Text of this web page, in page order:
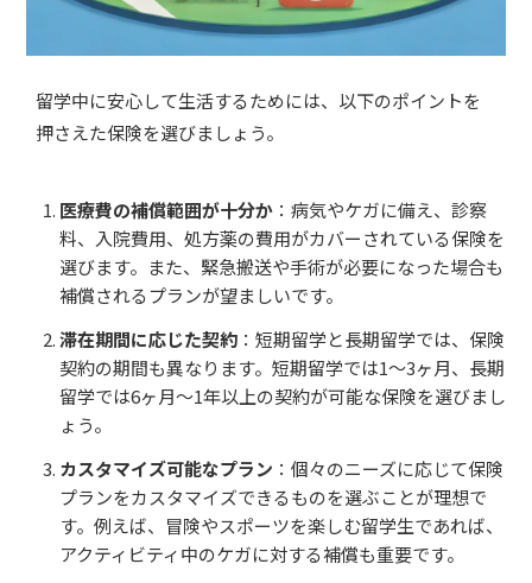
留学中に安心して生活するためには、以下のポイントを
押さえた保険を選びましょう。
医療費の補償範囲が十分か：病気やケガに備え、診察
料、入院費用、処方薬の費用がカバーされている保険を
選びます。また、緊急搬送や手術が必要になった場合も
補償されるプランが望ましいです。
滞在期間に応じた契約：短期留学と長期留学では、保険
契約の期間も異なります。短期留学では1〜3ヶ月、長期
留学では6ヶ月〜1年以上の契約が可能な保険を選びまし
ょう。
カスタマイズ可能なプラン ：個々のニーズに応じて保険
プランをカスタマイズできるものを選ぶことが理想で
す。例えば、冒険やスポーツを楽しむ留学生であれば、
アクティビティ中のケガに対する補償も重要です。